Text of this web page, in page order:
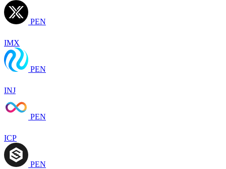
PEN
IMX
PEN
INJ
PEN
ICP
PEN